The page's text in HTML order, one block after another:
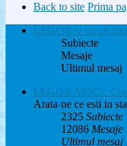
Back to site Prima
LEGO® si tot ce
Subiecte
Mesaje
Ultimul mesaj
LEGO® MOCs:
Arata-ne ce esti in
2325 Subiecte
12086 Mesaje
Ultimul mesaj